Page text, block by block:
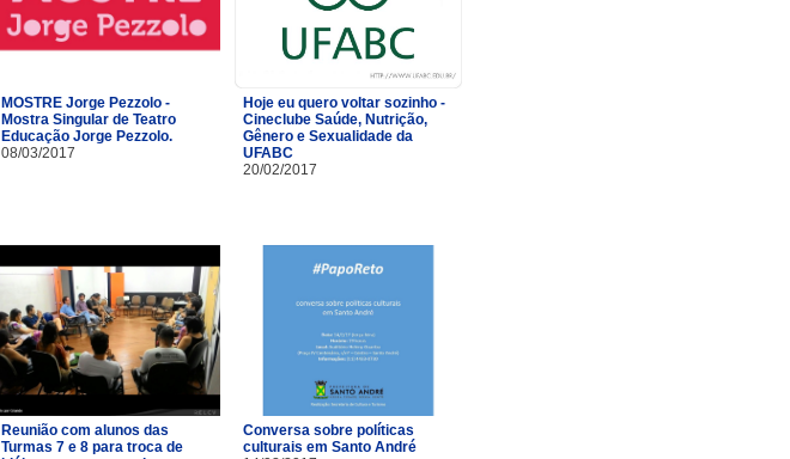
MOSTRE Jorge Pezzolo -
Mostra Singular de Teatro
Educação Jorge Pezzolo.
08/03/2017
Hoje eu quero voltar sozinho -
Cineclube Saúde, Nutrição,
Gênero e Sexualidade da
UFABC
20/02/2017
Reunião com alunos das
Turmas 7 e 8 para troca de
Conversa sobre políticas
culturais em Santo André